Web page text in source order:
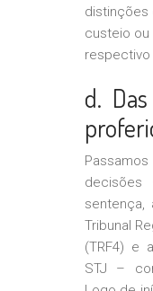
distinções
custeio ou
respectivo
d. Das
sentença,
Tribunal
(TRF4) e
STJ –